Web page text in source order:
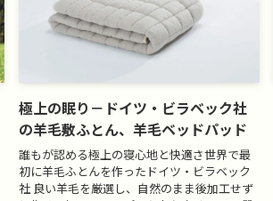
極上の眠り－ドイツ・ビラベック社
の羊毛敷ふとん、羊毛ベッドパッド
誰もが認める極上の寝心地と快適さ世界で最
初に羊毛ふとんを作ったドイツ・ビラベック
社 良い羊毛を厳選し、自然のまま後加工せず